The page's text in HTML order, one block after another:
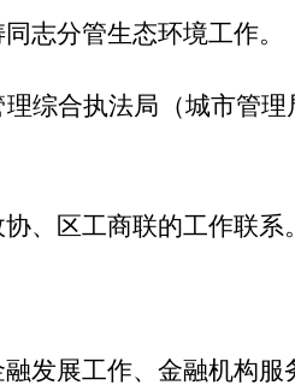
志分管生态环境工作。
综合执法局（城市管
、区工商联的工作联
发展工作、金融机构